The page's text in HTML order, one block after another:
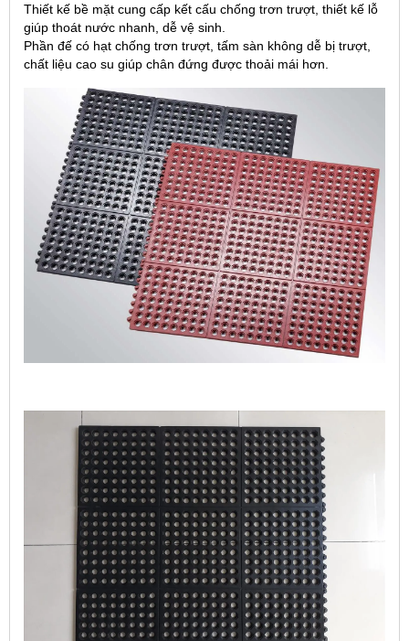
Thiết kế bề mặt cung cấp kết cấu chống trơn trượt, thiết kế lỗ
giúp thoát nước nhanh, dễ vệ sinh.
Phần đế có hạt chống trơn trượt, tấm sàn không dễ bị trượt,
chất liệu cao su giúp chân đứng được thoải mái hơn.